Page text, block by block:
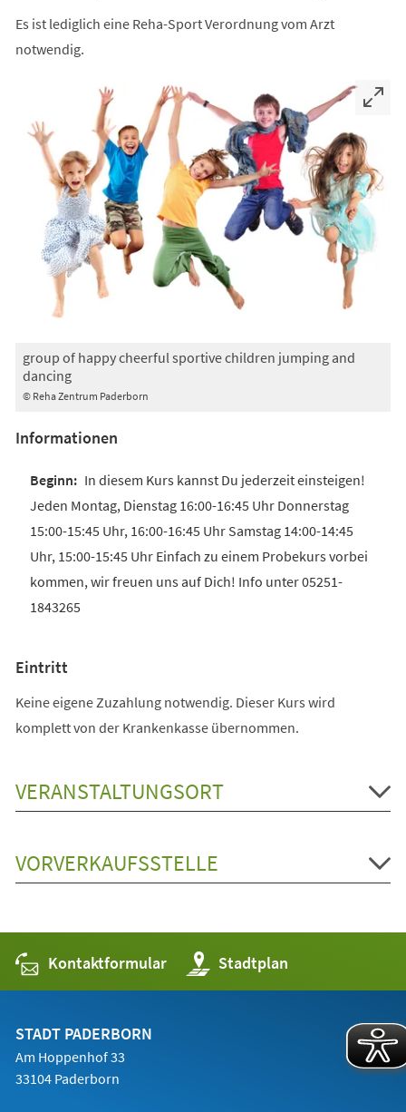
Es ist lediglich eine Reha-Sport Verordnung vom Arzt
notwendig.
© Reha Zentrum Paderborn
group of happy cheerful sportive children jumping and
dancing
Informationen
In diesem Kurs kannst Du jederzeit einsteigen!
Jeden Montag, Dienstag 16:00-16:45 Uhr Donnerstag
15:00-15:45 Uhr, 16:00-16:45 Uhr Samstag 14:00-14:45
Uhr, 15:00-15:45 Uhr Einfach zu einem Probekurs vorbei
kommen, wir freuen uns auf Dich! Info unter 05251-
1843265
Eintritt
Keine eigene Zuzahlung notwendig. Dieser Kurs wird
komplett von der Krankenkasse übernommen.
VERANSTALTUNGSORT
VORVERKAUFSSTELLE
Kontaktformular Stadtplan
(Öffnet
in
einem
STADT PADERBORN
Am Hoppenhof 33
33104 Paderborn